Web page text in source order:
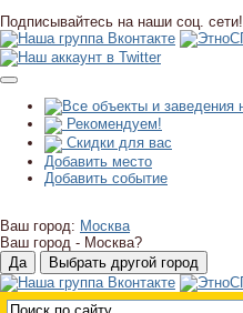
Подписывайтесь на наши соц. сети!
Рекомендуем!
Скидки для вас
Добавить место
Добавить событие
Ваш город: Москва
Ваш город - Москва?